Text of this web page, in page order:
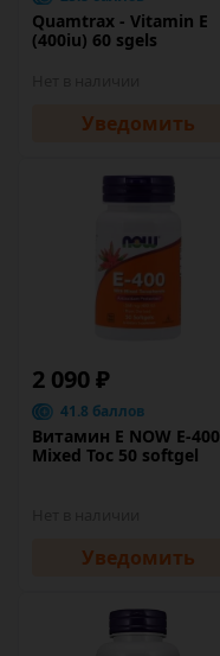
Quamtrax - Vitamin E
(400iu) 60 sgels
Уведомить
2 090 ₽
41.8 баллов
Витамин Е NOW E-400
Mixed Toc 50 softgel
Уведомить